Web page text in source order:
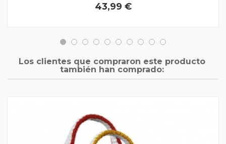
43,99 €
Los clientes que compraron este producto
también han comprado: